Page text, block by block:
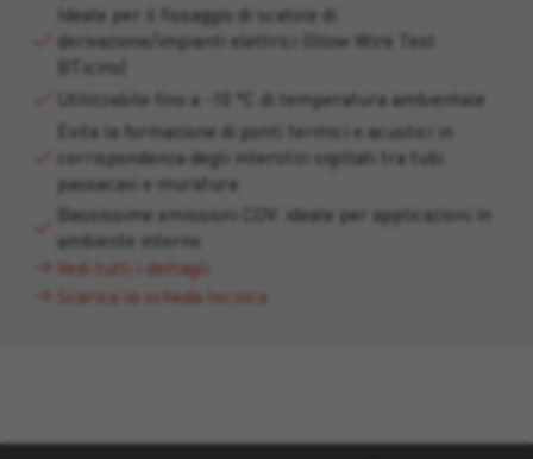
Ideale per il fissaggio di scatole di
derivazione/impianti elettrici (Glow Wire Test
BTicino)
Utilizzabile fino a -10 °C di temperatura ambientale
Evita la formazione di ponti termici e acustici in
corrispondenza degli interstizi sigillati tra tubi
passacavi e muratura
Bassissime emissioni COV: ideale per applicazioni in
ambiente interno
Vedi tutti i dettagli
Scarica la scheda tecnica